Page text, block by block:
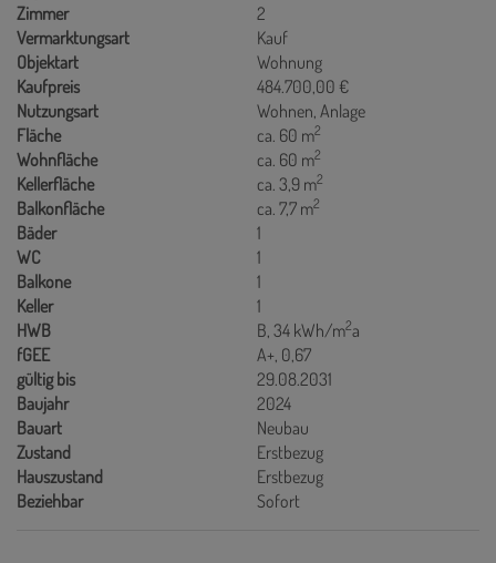
Zimmer
2
Vermarktungsart
Kauf
Objektart
Wohnung
Kaufpreis
484.700,00 €
Nutzungsart
Wohnen Anlage
Fläche
ca. 60 m2
Wohnfläche ca. 60 m2
Kellerfläche ca. 3,9 m2
Balkonfläche ca. 7,7 m2
Bäder
1
WC
1
Balkone
1
Keller
1
HWB
B, 34 kWh/m2a
fGEE
A+, 0,67
gültig bis
29.08.2031
Baujahr
2024
Bauart
Neubau
Zustand
Erstbezug
Hauszustand
Erstbezug
Beziehbar
Sofort